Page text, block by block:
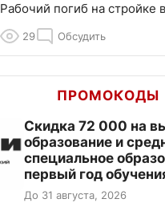
Рабочий погиб на стройке
29 Обсудить
ПРОМОКОДЫ
Скидка 72 000 на
образование и
специальное
первый год
До 31 августа, 2026